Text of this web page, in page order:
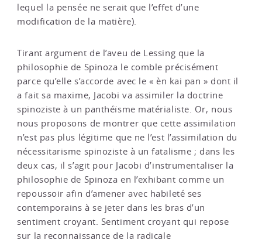
lequel la pensée ne serait que l’effet d’une
modification de la matière).
Tirant argument de l’aveu de Lessing que la
philosophie de Spinoza le comble précisément
parce qu’elle s’accorde avec le « èn kai pan » dont il
a fait sa maxime, Jacobi va assimiler la doctrine
spinoziste à un panthéïsme matérialiste. Or, nous
nous proposons de montrer que cette assimilation
n’est pas plus légitime que ne l’est l’assimilation du
nécessitarisme spinoziste à un fatalisme ; dans les
deux cas, il s’agit pour Jacobi d’instrumentaliser la
philosophie de Spinoza en l’exhibant comme un
repoussoir afin d’amener avec habileté ses
contemporains à se jeter dans les bras d’un
sentiment croyant. Sentiment croyant qui repose
sur la reconnaissance de la radicale